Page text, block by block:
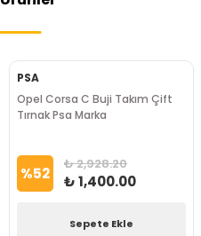
PSA
Opel Corsa C Buji Takım Çift
Tırnak Psa Marka
%52 ₺ 2,928.20
₺ 1,400.00
Sepete Ekle